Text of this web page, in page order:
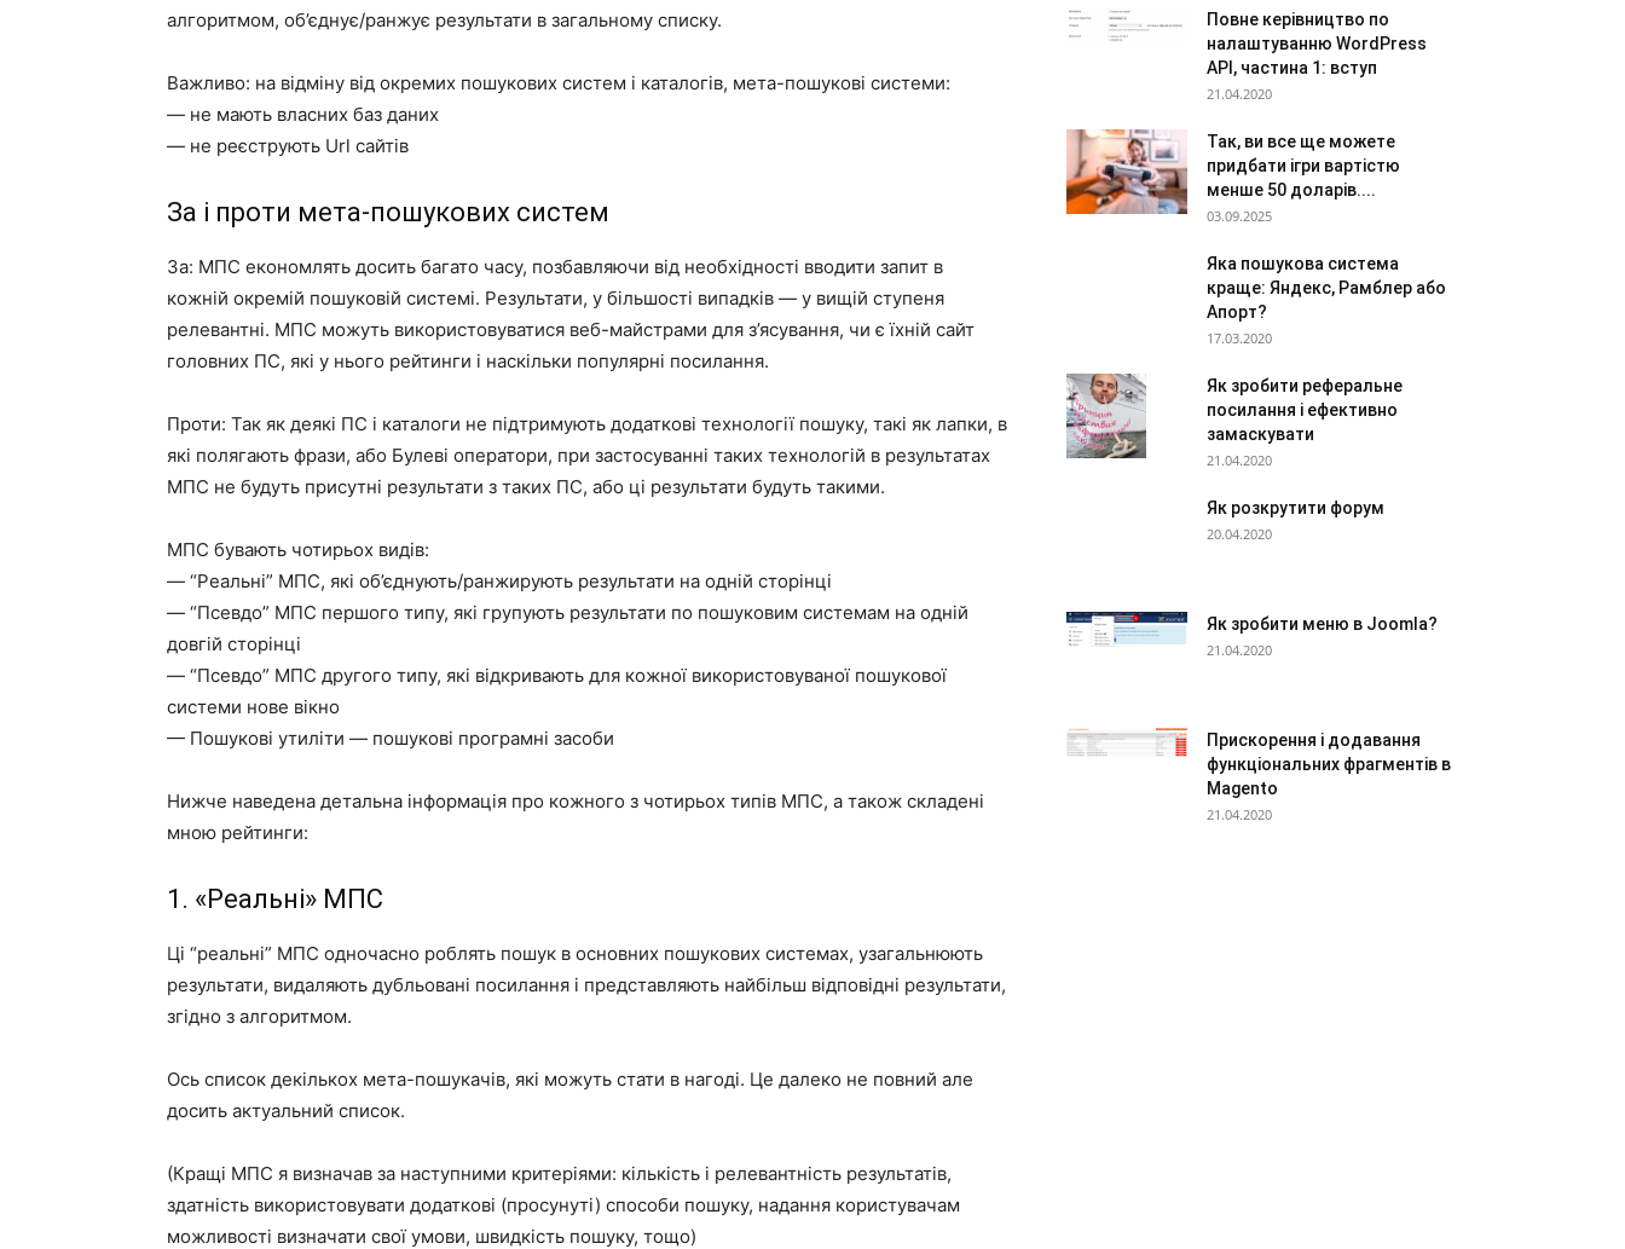
алгоритмом, об’єднує/ранжує результати в загальному списку.
Важливо: на відміну від окремих пошукових систем і каталогів, мета-пошукові системи:
— не мають власних баз даних
— не реєструють Url сайтів
За і проти мета-пошукових систем
За: МПС економлять досить багато часу, позбавляючи від необхідності вводити запит в
кожній окремій пошуковій системі. Результати, у більшості випадків — у вищій ступеня
релевантні. МПС можуть використовуватися веб-майстрами для з’ясування, чи є їхній сайт
головних ПС, які у нього рейтинги і наскільки популярні посилання.
Проти: Так як деякі ПС і каталоги не підтримують додаткові технології пошуку, такі як лапки, в
які полягають фрази, або Булеві оператори, при застосуванні таких технологій в результатах
МПС не будуть присутні результати з таких ПС, або ці результати будуть такими.
МПС бувають чотирьох видів:
— “Реальні” МПС, які об’єднують/ранжирують результати на одній сторінці
— “Псевдо” МПС першого типу, які групують результати по пошуковим системам на одній
довгій сторінці
— “Псевдо” МПС другого типу, які відкривають для кожної використовуваної пошукової
системи нове вікно
— Пошукові утиліти — пошукові програмні засоби
Нижче наведена детальна інформація про кожного з чотирьох типів МПС, а також складені
мною рейтинги:
1. «Реальні» МПС
Ці “реальні” МПС одночасно роблять пошук в основних пошукових системах, узагальнюють
результати, видаляють дубльовані посилання і представляють найбільш відповідні результати,
згідно з алгоритмом.
Ось список декількох мета-пошукачів, які можуть стати в нагоді. Це далеко не повний але
досить актуальний список.
(Кращі МПС я визначав за наступними критеріями: кількість і релевантність результатів,
здатність використовувати додаткові (просунуті) способи пошуку, надання користувачам
можливості визначати свої умови, швидкість пошуку, тощо)
Повне керівництво по
налаштуванню WordPress
API, частина 1: вступ
21.04.2020
Так, ви все ще можете
придбати ігри вартістю
менше 50 доларів....
03.09.2025
Яка пошукова система
краще: Яндекс, Рамблер або
Апорт?
17.03.2020
Як зробити реферальне
посилання і ефективно
замаскувати
21.04.2020
Як розкрутити форум
20.04.2020
Як зробити меню в Joomla?
21.04.2020
Прискорення і додавання
функціональних фрагментів в
Magento
21.04.2020